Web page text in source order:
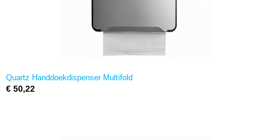
Quartz Handdoekdispenser Multifold
€ 50,22